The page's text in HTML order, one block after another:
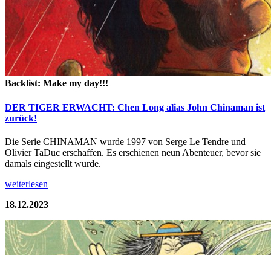
Backlist: Make my day!!!
DER TIGER ERWACHT: Chen Long alias John Chinaman ist
zurück!
Die Serie CHINAMAN wurde 1997 von Serge Le Tendre und
Olivier TaDuc erschaffen. Es erschienen neun Abenteuer, bevor sie
damals eingestellt wurde.
weiterlesen
18.12.2023